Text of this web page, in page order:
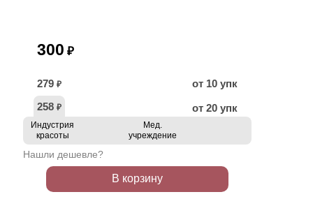
300 ₽
279 ₽
от 10 упк
258 ₽ от 20 упк
Индустрия
красоты
Мед.
учреждение
Нашли дешевле?
В корзину